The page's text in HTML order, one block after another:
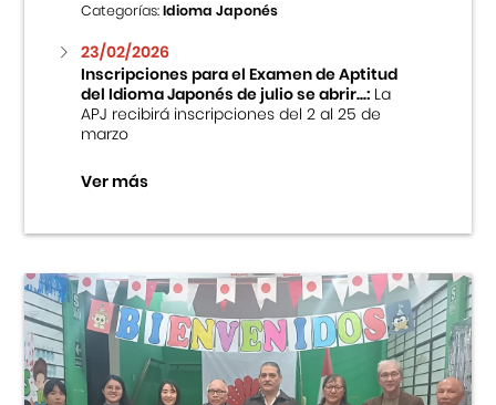
Categorías:Idioma Japonés
23/02/2026
Inscripciones para el Examen de Aptitud
del Idioma Japonés de julio se abrir...:La
APJ recibirá inscripciones del 2 al 25 de
marzo
Ver más